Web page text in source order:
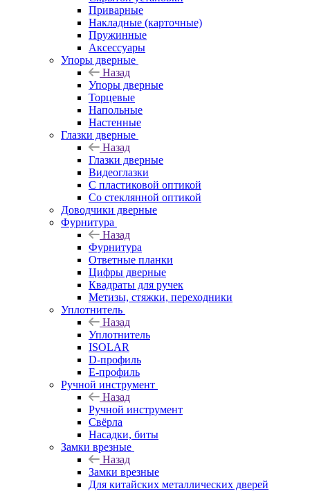
Приварные
Накладные (карточные)
Пружинные
Аксессуары
Упоры дверные
Назад
Упоры дверные
Торцевые
Напольные
Настенные
Глазки дверные
Назад
Глазки дверные
Видеоглазки
С пластиковой оптикой
Со стеклянной оптикой
Доводчики дверные
Фурнитура
Назад
Фурнитура
Ответные планки
Цифры дверные
Квадраты для ручек
Метизы, стяжки, переходники
Уплотнитель
Назад
Уплотнитель
ISOLAR
D-профиль
Е-профиль
Ручной инструмент
Назад
Ручной инструмент
Свёрла
Насадки, биты
Замки врезные
Назад
Замки врезные
Для китайских металлических дверей